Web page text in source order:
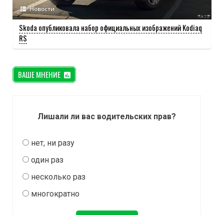
Новости
Skoda опубликовала набор официальных изображений Kodiaq
RS
ВАШЕ МНЕНИЕ
Лишали ли вас водительских прав?
нет, ни разу
один раз
несколько раз
многократно